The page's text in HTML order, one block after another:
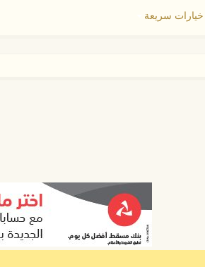
خيارات سريعة